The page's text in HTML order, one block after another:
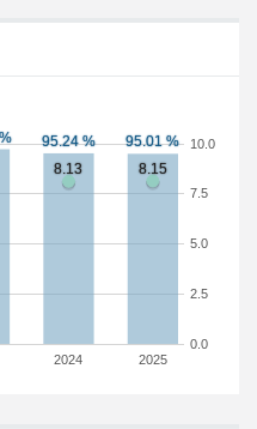
2024 2025
0.0
2.5
5.0
7.5
10.0